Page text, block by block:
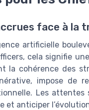
face à la
artificielle
cela signifie
la cohérence des
impose de
Les
et anticiper